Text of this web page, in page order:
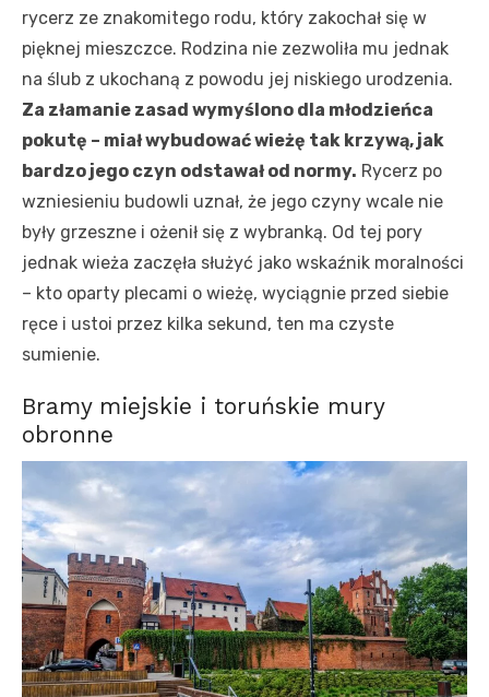
rycerz ze znakomitego rodu, który zakochał się w
pięknej mieszczce. Rodzina nie zezwoliła mu jednak
na ślub z ukochaną z powodu jej niskiego urodzenia.
Za złamanie zasad wymyślono dla młodzieńca
pokutę – miał wybudować wieżę tak krzywą, jak
bardzo jego czyn odstawał od normy. Rycerz po
wzniesieniu budowli uznał, że jego czyny wcale nie
były grzeszne i ożenił się z wybranką. Od tej pory
jednak wieża zaczęła służyć jako wskaźnik moralności
– kto oparty plecami o wieżę, wyciągnie przed siebie
ręce i ustoi przez kilka sekund, ten ma czyste
sumienie.
Bramy miejskie i toruńskie mury
obronne